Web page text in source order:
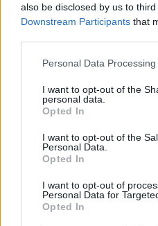
also be disclosed by us to
Downstream Participants that
Personal Data
I want to opt-out of the
personal data.
Opted In
I want to opt-out of the
Personal Data.
Opted In
I want to opt-out of
Personal Data for
Opted In
Réservez vos places